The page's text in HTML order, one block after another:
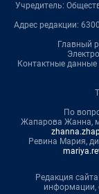
Учредитель:
Адрес редакции:
Главный
Контактные данные
По
Жапарова Жанна,
Ревина Мария,
Редакция
информации,